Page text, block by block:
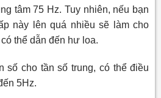
tâm 75 Hz. Tuy nhiên, nếu bạn
này lên quá nhiều sẽ làm cho
thể dẫn đến hư loa.
số cho tần số trung, có thể điều
5Hz.